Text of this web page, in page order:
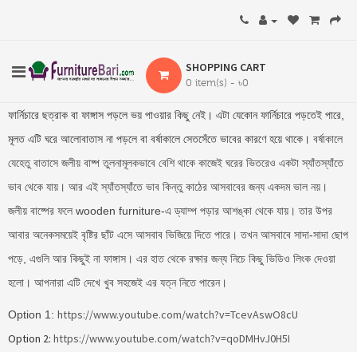
SHOPPING CART
0 item(s) - ৳0
ফার্নিচারে ছত্রাক বা ফাঙ্গাস পড়লে ভয় পাওয়ার কিছু নেই। এটা যেকোন ফার্নিচারে পড়তেই পারে,
মূলত এটি ঘরে আলোবাতাস না পড়লে বা বর্ষাকালে সেতসেঁতে ভাবের কারণে হয়ে থাকে। বর্ষাকালে
যেহেতু বাতাসে জলীয় বাষ্প তুলনামূলকভাবে বেশি থাকে কাজেই ঘরের ভিতরেও একটা স্যাঁতস্যাঁতে
ভাব থেকে যায়। আর এই স্যাঁতস্যাঁতে ভাব কিন্তু কাঠের আসবাবের জন্য একদম ভাল নয়।
জলীয় বাষ্পের ফলে wooden furniture-এ ড্যাম্প পড়ার আশঙ্কা থেকে যায়। তার উপর
আবার অনেকসময়েই বৃষ্টির ছাঁট এসে আসবাব ভিজিয়ে দিতে পারে। তখন আসবাবে সাদা-সাদা ছোপ
পড়ে, এগুলি আর কিছুই না ফাঙ্গাস। এর হাত থেকে রক্ষার জন্য নিচে কিছু ভিডিও লিংক দেওয়া
হলো। আপনারা এটি দেখে খুব সহজেই এর যত্ন নিতে পারেন।
Option 1: https://www.youtube.com/watch?v=TcevAswO8cU
Option 2: https://www.youtube.com/watch?v=qoDMHvJ0H5I